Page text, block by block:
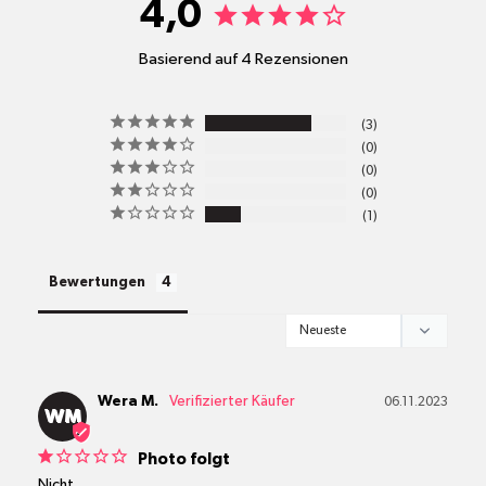
pro
Standort
Versandkosten
4,0
Basierend auf 4 Rezensionen
3
0
0
0
1
Bewertungen
WM
06.11.2023
Wera M.
Photo folgt